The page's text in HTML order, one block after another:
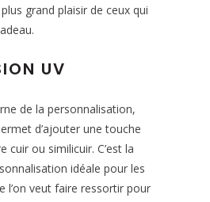
grand plaisir de ceux qui
UV
de la personnalisation,
d’ajouter une touche
cuir ou similicuir. C’est la
idéale pour les
l’on veut faire ressortir pour